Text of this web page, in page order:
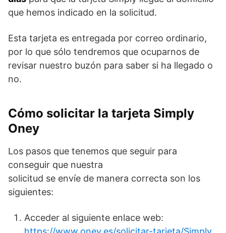
que hemos indicado en la solicitud.
Esta tarjeta es entregada por correo ordinario,
por lo que sólo tendremos que ocuparnos de
revisar nuestro buzón para saber si ha llegado o
no.
Cómo solicitar la tarjeta Simply
Oney
Los pasos que tenemos que seguir para
conseguir que nuestra
solicitud se envíe de manera correcta son los
siguientes:
Acceder al siguiente enlace web: